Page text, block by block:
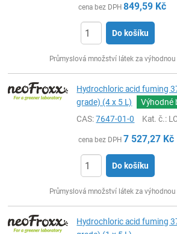
cena bez DPH 849,59 Kč
Do košíku
Průmyslová množství látek za výhodnou
Hydrochloric acid fuming
grade) (4 x 5 L)
Výhodné
CAS:7647-01-0 Kat. č.:
cena bez DPH 7 527,27 Kč
Do košíku
Průmyslová množství látek za výhodnou
Hydrochloric acid fuming